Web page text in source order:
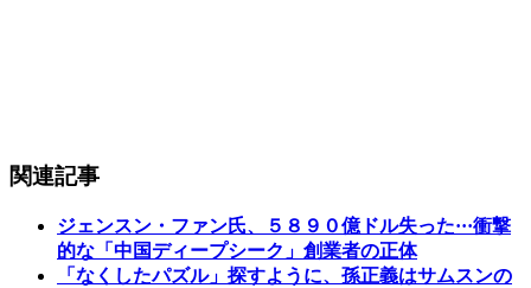
関連記事
ジェンスン・ファン氏、５８９０億ドル失った···衝撃
的な「中国ディープシーク」創業者の正体
「なくしたパズル」探すように、孫正義はサムスンの